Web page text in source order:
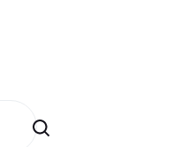
Search